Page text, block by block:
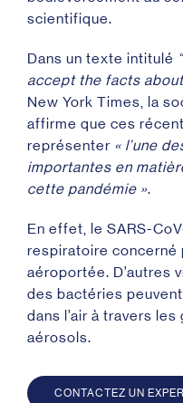
scientifique.
Dans un texte intitulé
accept the facts about
New York Times, la
affirme que ces
représenter « l’une
importantes en
cette pandémie ».
En effet, le SARS-
respiratoire concerné
aéroportée. D’autres
des bactéries
dans l’air à travers
aérosols.
CONTACTEZ UN